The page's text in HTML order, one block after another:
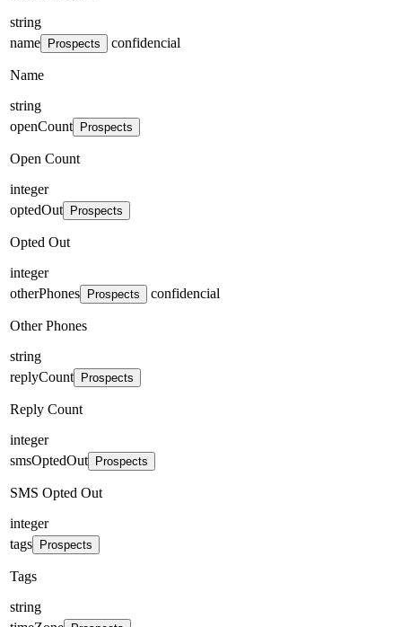
string
name
Prospects confidencial
Name
string
openCount
Prospects
Open Count
integer
optedOut
Prospects
Opted Out
integer
otherPhones
Prospects confidencial
Other Phones
string
replyCount
Prospects
Reply Count
integer
smsOptedOut
Prospects
SMS Opted Out
integer
tags
Prospects
Tags
string